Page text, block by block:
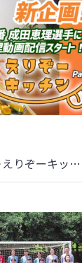
＜YouTube 更新＞えりぞーキッチン | 成田恵理選手による簡単料理レシピpart1 をアップしました